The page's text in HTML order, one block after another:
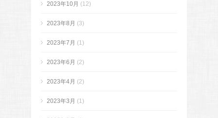
2023年10月 (12)
2023年8月 (3)
2023年7月 (1)
2023年6月 (2)
2023年4月 (2)
2023年3月 (1)